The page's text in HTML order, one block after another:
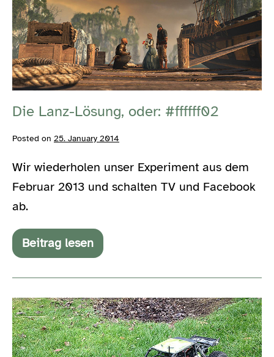
oder:
#ffffff02
Die Lanz-Lösung, oder: #ffffff02
Posted on 25. January 2014
Wir wiederholen unser Experiment aus dem
Februar 2013 und schalten TV und Facebook
ab.
Beitrag lesen
Die
Lanz-
#ffffff02
Kauf
Dir
das